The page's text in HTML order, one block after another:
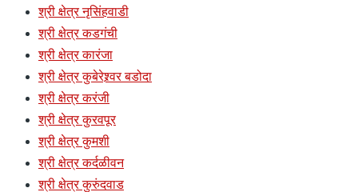
श्री क्षेत्र नृसिंहवाडी
श्री क्षेत्र कडगंची
श्री क्षेत्र कारंजा
श्री क्षेत्र कुबेरेश्र्वर बडोदा
श्री क्षेत्र करंजी
श्री क्षेत्र कुरवपूर
श्री क्षेत्र कुमशी
श्री क्षेत्र कर्दळीवन
श्री क्षेत्र कुरुंदवाड